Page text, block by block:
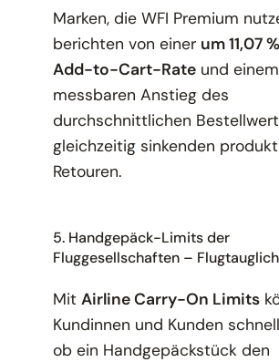
Marken, die WFI Premium
berichten von einer um 11,07
Add-to-Cart-Rateund einem
messbaren Anstieg des
durchschnittlichen
gleichzeitig sinkenden
Retouren.
5. Handgepäck-Limits der
Fluggesellschaften –
Mit Airline Carry-On Limits
Kundinnen und Kunden
ob ein Handgepäckstück den